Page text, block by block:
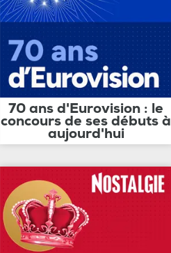
70 ans d'Eurovision : le
concours de ses débuts à
aujourd'hui